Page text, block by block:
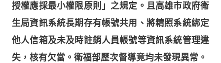
授權應採最小權限原則」之規定。且高雄市政府衛
生局資訊系統長期存有帳號共用、將精照系統綁定
他人信箱及未及時註銷人員帳號等資訊系統管理違
失，核有欠當。衛福部歷次督導竟均未發現異常。